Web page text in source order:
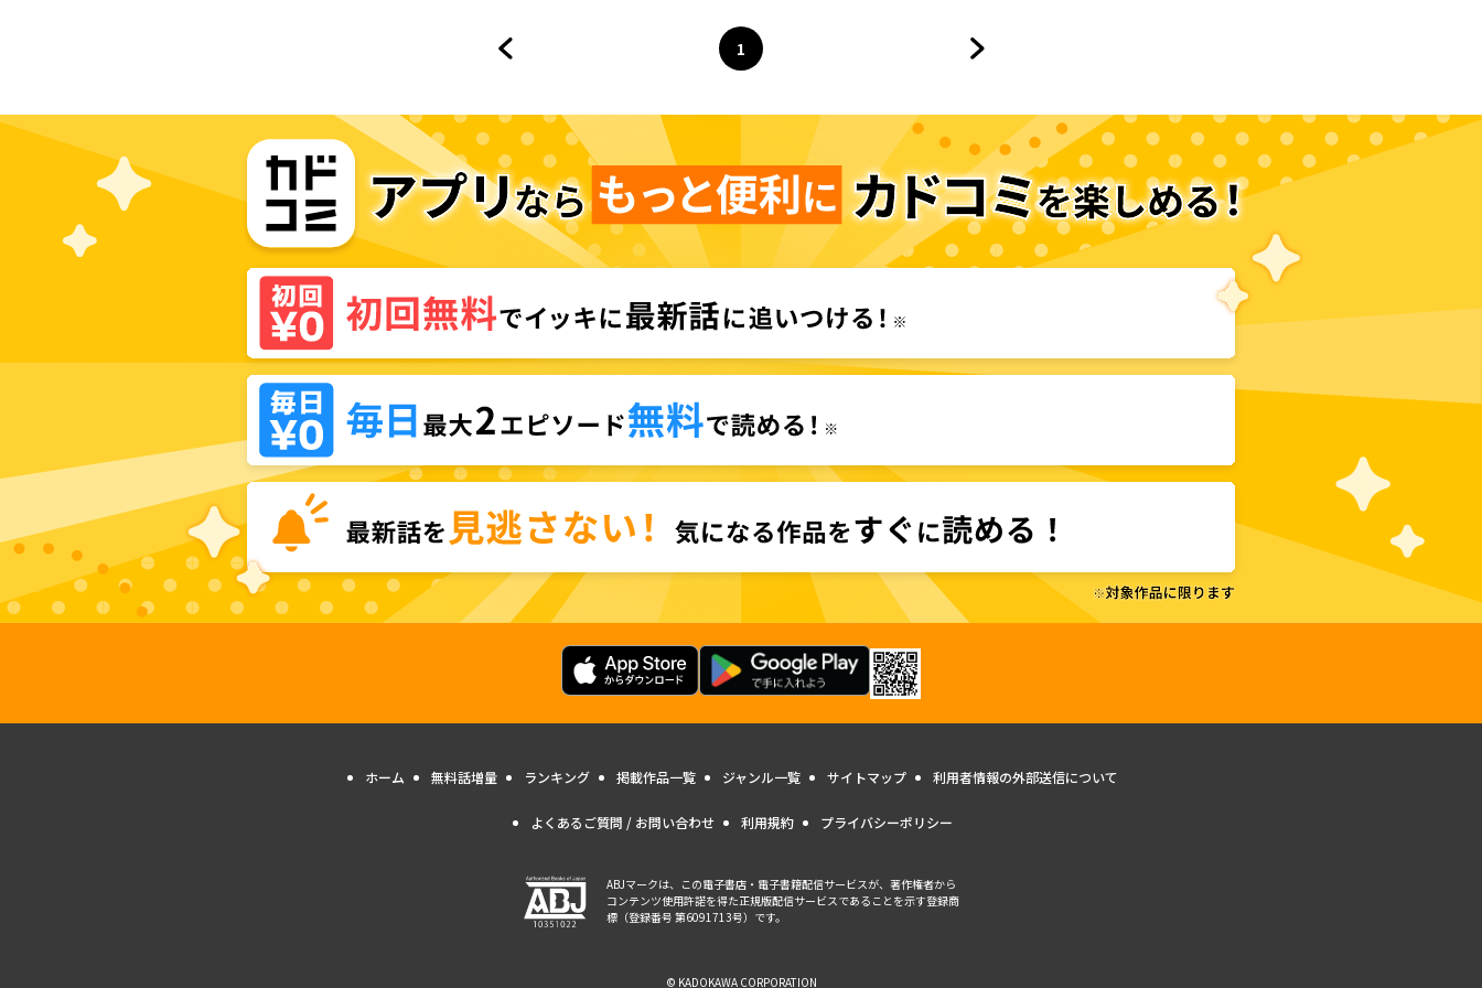
ページ
1
へ
ホーム 無料話増量 ランキング 掲載作品一覧 ジャンル一覧 サイトマップ 利用者情報の外部送信について
よくあるご質問 / お問い合わせ 利用規約 プライバシーポリシー
ABJマークは、この電子書店・電子書籍配信サービスが、著作権者から
コンテンツ使用許諾を得た正規版配信サービスであることを示す登録商
標（登録番号 第6091713号）です。
© KADOKAWA CORPORATION